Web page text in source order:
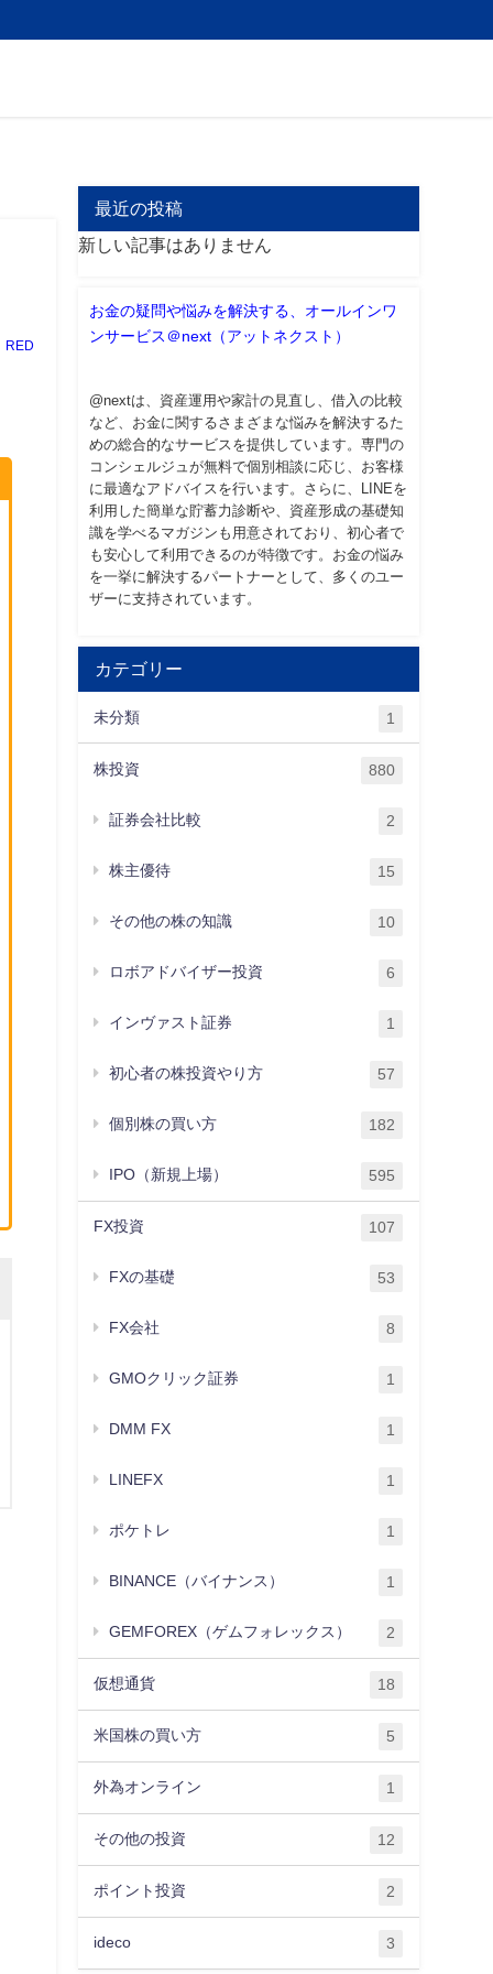
RED
最近の投稿
新しい記事はありません
お金の疑問や悩みを解決する、オールインワ
ンサービス＠next（アットネクスト）
@nextは、資産運用や家計の見直し、借入の比較
など、お金に関するさまざまな悩みを解決するた
めの総合的なサービスを提供しています。専門の
コンシェルジュが無料で個別相談に応じ、お客様
に最適なアドバイスを行います。さらに、LINEを
利用した簡単な貯蓄力診断や、資産形成の基礎知
識を学べるマガジンも用意されており、初心者で
も安心して利用できるのが特徴です。お金の悩み
を一挙に解決するパートナーとして、多くのユー
ザーに支持されています。
カテゴリー
未分類 1
株投資 880
証券会社比較 2
株主優待 15
その他の株の知識 10
ロボアドバイザー投資 6
インヴァスト証券 1
初心者の株投資やり方 57
個別株の買い方 182
IPO（新規上場） 595
FX投資 107
FXの基礎 53
FX会社 8
GMOクリック証券 1
DMM FX 1
LINEFX 1
ポケトレ 1
BINANCE（バイナンス） 1
GEMFOREX（ゲムフォレックス） 2
仮想通貨 18
米国株の買い方 5
外為オンライン 1
その他の投資 12
ポイント投資 2
ideco 3